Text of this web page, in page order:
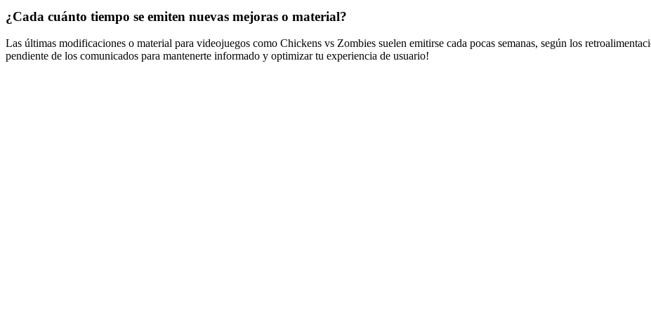
¿Cada cuánto tiempo se emiten nuevas mejoras o material?
Las últimas modificaciones o material para videojuegos como Chickens vs Zombies suelen emitirse cada pocas semanas, según los
pendiente de los comunicados para mantenerte informado y optimizar tu experiencia de usuario!